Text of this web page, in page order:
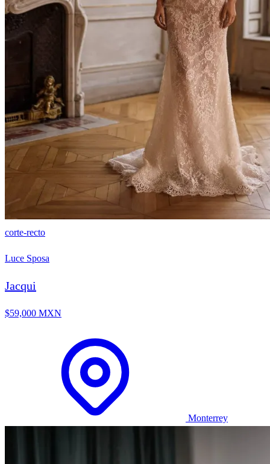
corte-recto
Luce Sposa
Jacqui
$59,000 MXN
Monterrey